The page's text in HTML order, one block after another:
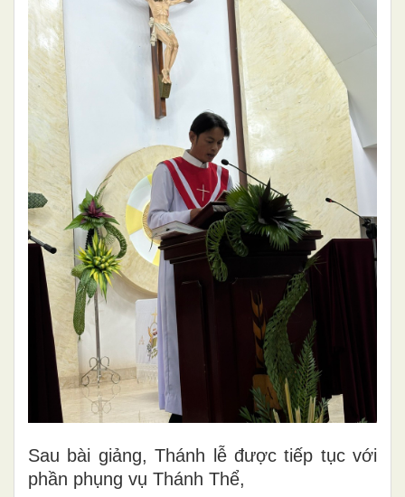
Sau bài giảng, Thánh lễ được tiếp tục với
phần phụng vụ Thánh Thể,